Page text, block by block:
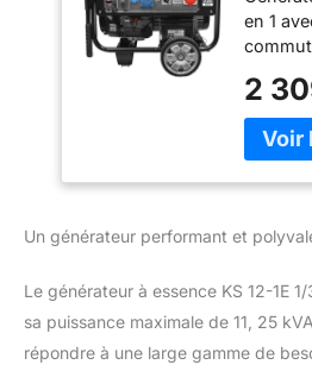
ATS,
en 1
(400V).
répond
normes
2
Un générateur performant et
Le générateur à essence KS 12-1E
sa puissance maximale de 11, 25
répondre à une large gamme de